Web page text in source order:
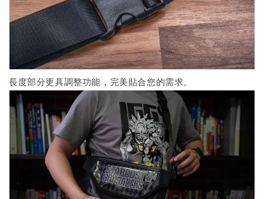
長度部分更具調整功能，完美貼合您的需求。